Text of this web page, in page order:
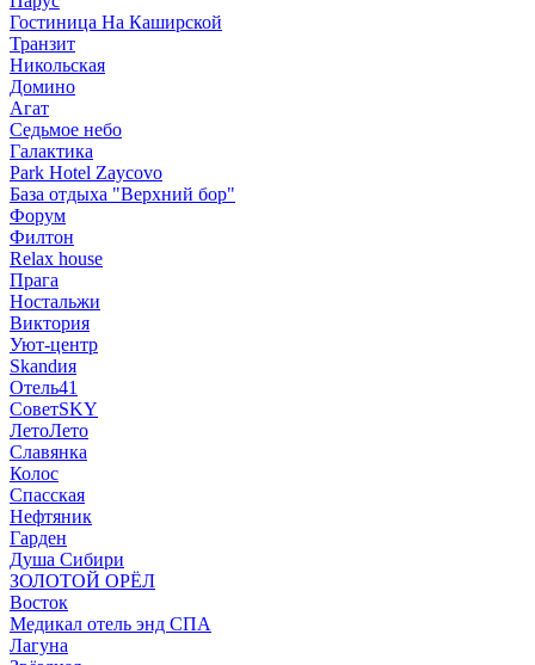
Гостиница На Каширской
Транзит
Никольская
Домино
Агат
Седьмое небо
Галактика
Park Hotel Zaycovo
База отдыха "Верхний бор"
Форум
Филтон
Relax house
Прага
Ностальжи
Виктория
Уют-центр
Skandия
Отель41
СоветSKY
ЛетоЛето
Славянка
Колос
Спасская
Нефтяник
Гарден
Душа Сибири
ЗОЛОТОЙ ОРЁЛ
Восток
Медикал отель энд СПА
Лагуна